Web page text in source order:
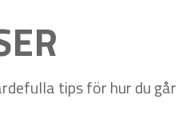
tips för hur du går